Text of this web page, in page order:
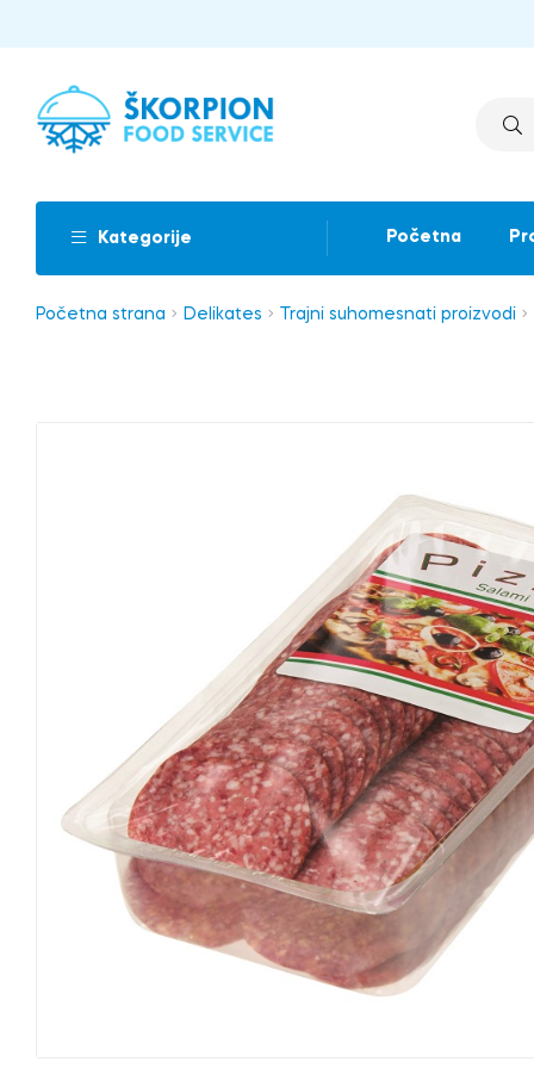
Kategorije Početna
Početna strana Delikates Trajni suhomesnati proizvodi